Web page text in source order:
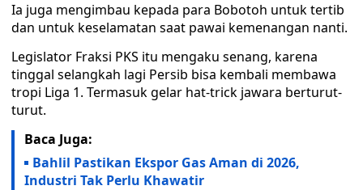
Ia juga mengimbau kepada para Bobotoh untuk tertib
dan untuk keselamatan saat pawai kemenangan nanti.
Legislator Fraksi PKS itu mengaku senang, karena
tinggal selangkah lagi Persib bisa kembali membawa
tropi Liga 1. Termasuk gelar hat-trick jawara berturut-
turut.
Baca Juga:
Bahlil Pastikan Ekspor Gas Aman di 2026,
Industri Tak Perlu Khawatir